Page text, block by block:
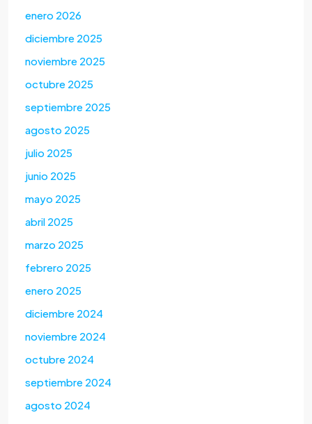
enero 2026
diciembre 2025
noviembre 2025
octubre 2025
septiembre 2025
agosto 2025
julio 2025
junio 2025
mayo 2025
abril 2025
marzo 2025
febrero 2025
enero 2025
diciembre 2024
noviembre 2024
octubre 2024
septiembre 2024
agosto 2024